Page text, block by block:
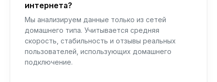
интернета?
Мы анализируем данные только из сетей
домашнего типа. Учитывается средняя
скорость, стабильность и отзывы реальных
пользователей, использующих домашнего
подключение.